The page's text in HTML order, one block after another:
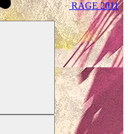
RAGE2011